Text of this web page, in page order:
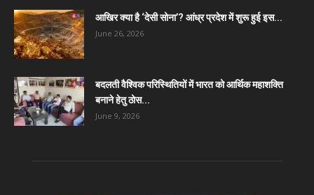
आखिर क्या है ‘देसी सोना’? आंध्र प्रदेश में शुरू हुई इस...
June 26, 2026
बदलती वैश्विक परिस्थितियों में भारत को आर्थिक महाशक्ति
बनाने हेतु ठोस...
June 9, 2026